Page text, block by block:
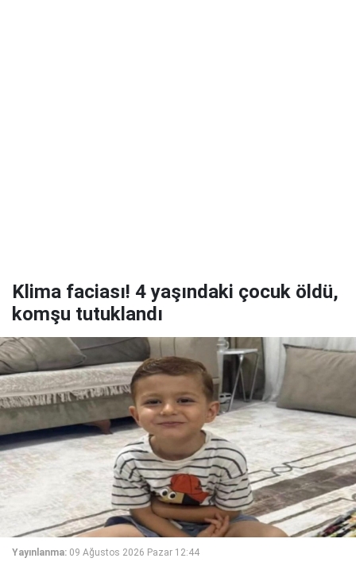
Klima faciası! 4 yaşındaki çocuk öldü,
komşu tutuklandı
Yayınlanma: 09 Ağustos 2026 Pazar 12:44